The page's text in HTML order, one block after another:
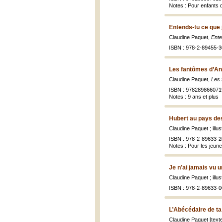
Notes : Pour enfants
Entends-tu ce
Claudine Paquet,
ISBN : 978-2-89455-
Les fantômes
Claudine Paquet, Les
ISBN :
Notes : 9 ans et plus
Hubert au pays
Claudine Paquet ;
ISBN : 978-2-89633-
Notes : Pour les
Je n'ai jamais vu
Claudine Paquet ;
ISBN : 978-2-89633-
L’Abécédaire de
Claudine Paquet